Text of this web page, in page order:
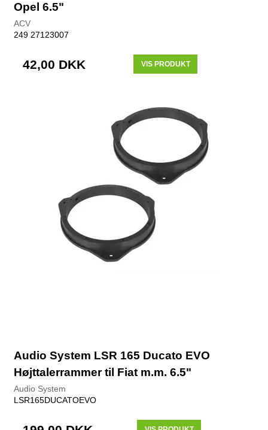
Opel 6.5"
ACV
249 27123007
42,00 DKK VIS PRODUKT
Audio System LSR 165 Ducato EVO
Højttalerrammer til Fiat m.m. 6.5"
Audio System
LSR165DUCATOEVO